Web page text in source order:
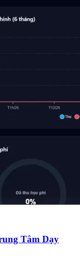
Tâm Dạy